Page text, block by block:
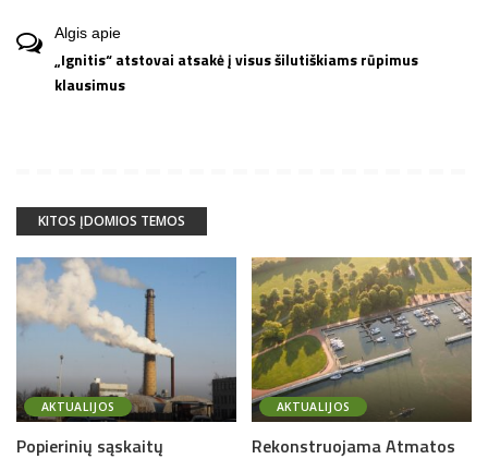
Algis apie
„Ignitis“ atstovai atsakė į visus šilutiškiams rūpimus
klausimus
KITOS ĮDOMIOS TEMOS
AKTUALIJOS
Popierinių sąskaitų
AKTUALIJOS
Rekonstruojama Atmatos